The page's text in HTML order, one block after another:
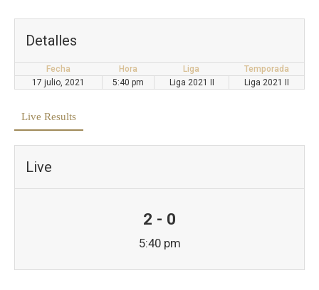
Detalles
Fecha Hora Liga
Temporada
17 julio, 2021
5:40 pm Liga 2021 II Liga 2021 II
Live Results
Live
2 - 0
5:40 pm